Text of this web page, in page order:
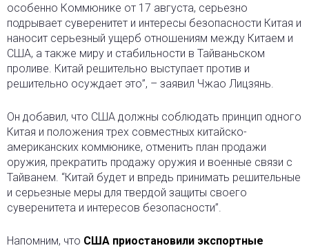
особенно Коммюнике от 17 августа, серьезно
подрывает суверенитет и интересы безопасности Китая и
наносит серьезный ущерб отношениям между Китаем и
США, а также миру и стабильности в Тайваньском
проливе. Китай решительно выступает против и
решительно осуждает это”, – заявил Чжао Лицзянь.
Он добавил, что США должны соблюдать принцип одного
Китая и положения трех совместных китайско-
американских коммюнике, отменить план продажи
оружия, прекратить продажу оружия и военные связи с
Тайванем. “Китай будет и впредь принимать решительные
и серьезные меры для твердой защиты своего
суверенитета и интересов безопасности”.
Напомним, что США приостановили экспортные